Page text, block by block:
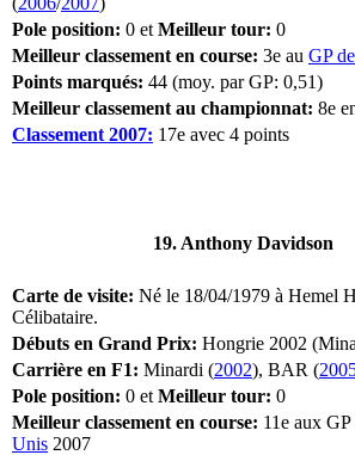
Pole position: 0 et Meilleur tour: 0
Meilleur classement en course: 3e au GP
Points marqués: 44 (moy. par GP: 0,51)
Meilleur classement au championnat: 8e
Classement 2007: 17e avec 4 points
19. Anthony Davidson
Carte de visite: Né le 18/04/1979 à Hemel
Célibataire.
Débuts en Grand Prix: Hongrie 2002
Carrière en F1: Minardi (2002), BAR (
Pole position: 0 et Meilleur tour: 0
Meilleur classement en course: 11e aux GP
Unis 2007